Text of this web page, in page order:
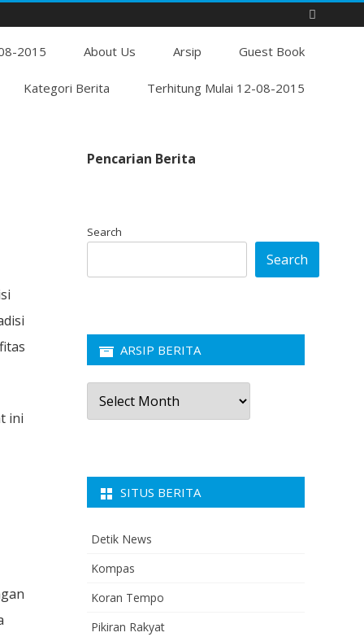
to
2015 About Us Arsip Guest Book
Kategori Berita Terhitung Mulai 12-08-2015
ini
Pencarian Berita
Search
Search
ARSIP BERITA
Arsip
Berita
SITUS BERITA
Detik News
Kompas
Koran Tempo
Pikiran Rakyat